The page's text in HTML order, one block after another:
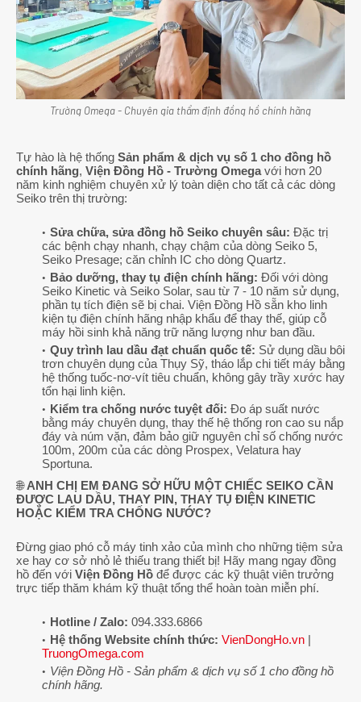
Trường Omega - Chuyên gia thẩm định đồng hồ chính hãng
Tự hào là hệ thống Sản phẩm & dịch vụ số 1 cho đồng hồ
chính hãng, Viện Đồng Hồ - Trường Omegavới hơn 20
năm kinh nghiệm chuyên xử lý toàn diện cho tất cả các dòng
Seiko trên thị trường:
Sửa chữa, sửa đồng hồ Seiko chuyên sâu: Đặc trị
các bệnh chạy nhanh, chạy chậm của dòng Seiko 5,
Seiko Presage; căn chỉnh IC cho dòng Quartz.
Bảo dưỡng, thay tụ điện chính hãng: Đối với dòng
Seiko Kinetic và Seiko Solar, sau từ 7 - 10 năm sử dụng,
phần tụ tích điện sẽ bị chai. Viện Đồng Hồ sẵn kho linh
kiện tụ điện chính hãng nhập khẩu để thay thế, giúp cỗ
máy hồi sinh khả năng trữ năng lượng như ban đầu.
Quy trình lau dầu đạt chuẩn quốc tế: Sử dụng dầu bôi
trơn chuyên dụng của Thụy Sỹ, tháo lắp chi tiết máy bằng
hệ thống tuốc-nơ-vít tiêu chuẩn, không gây trầy xước hay
tổn hại linh kiện.
Kiểm tra chống nước tuyệt đối: Đo áp suất nước
bằng máy chuyên dụng, thay thế hệ thống ron cao su nắp
đáy và núm vặn, đảm bảo giữ nguyên chỉ số chống nước
100m, 200m của các dòng Prospex, Velatura hay
Sportuna.
🌐ANH CHỊ EM ĐANG SỞ HỮU MỘT CHIẾC SEIKO CẦN
ĐƯỢC LAU DẦU, THAY PIN, THAY TỤ ĐIỆN KINETIC
HOẶC KIỂM TRA CHỐNG NƯỚC?
Đừng giao phó cỗ máy tinh xảo của mình cho những tiệm sửa
xe hay cơ sở nhỏ lẻ thiếu trang thiết bị! Hãy mang ngay đồng
hồ đến với Viện Đồng Hồ để được các kỹ thuật viên trưởng
trực tiếp thăm khám kỹ thuật tổng thể hoàn toàn miễn phí.
Hotline / Zalo: 094.333.6866
Hệ thống Website chính thức: VienDongHo.vn |
TruongOmega.com
Viện Đồng Hồ - Sản phẩm & dịch vụ số 1 cho đồng hồ
chính hãng.